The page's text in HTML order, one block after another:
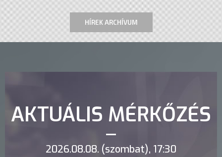
HÍREK ARCHÍVUM
AKTUÁLIS MÉRKŐZÉS
2026.08.08. (szombat), 17:30